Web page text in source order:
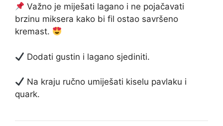
Važno je miješati lagano i ne pojačavati
brzinu miksera kako bi fil ostao savršeno
kremast.
Dodati gustin i lagano sjediniti.
Na kraju ručno umiješati kiselu pavlaku i
quark.